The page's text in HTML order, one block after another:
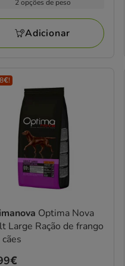
2 opções de peso
Adicionar
Optima Nova
Large Ração de frango